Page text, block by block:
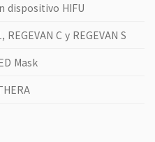
dispositivo HIFU
REGEVAN C y REGEVAN S
Mask